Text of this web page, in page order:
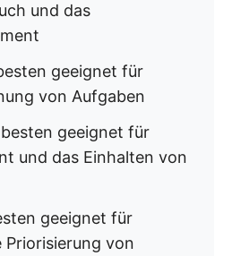
und das
geeignet für
von Aufgaben
geeignet für
und das Einhalten von
geeignet für
von